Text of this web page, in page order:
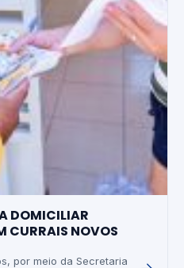
DOMICILIAR
CURRAIS NOVOS
por meio da Secretaria